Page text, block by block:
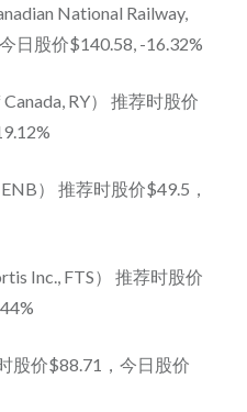
National Railway,
日股价$140.58, -16.32%
RY） 推荐时股价
） 推荐时股价$49.5，
Inc., FTS） 推荐时股价
股价$88.71，今日股价